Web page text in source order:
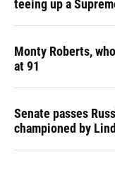
teeing up a
Monty Roberts,
at 91
Senate passes
championed by